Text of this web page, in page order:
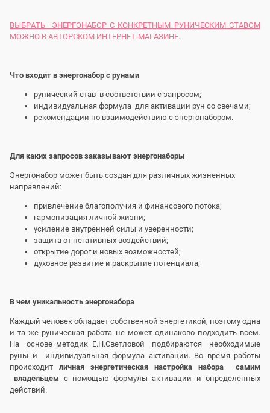
ВЫБРАТЬ ЭНЕРГОНАБОР С КОНКРЕТНЫМ РУНИЧЕСКИМ СТАВОМ
МОЖНО В АВТОРСКОМ ИНТЕРНЕТ-МАГАЗИНЕ.
Что входит в энергонабор с рунами
рунический став в соответствии с запросом;
индивидуальная формула для активации рун со свечами;
рекомендации по взаимодействию с энергонабором.
Для каких запросов заказывают энергонаборы
Энергонабор может быть создан для различных жизненных
направлений:
привлечение благополучия и финансового потока;
гармонизация личной жизни;
усиление внутренней силы и уверенности;
защита от негативных воздействий;
открытие дорог и новых возможностей;
духовное развитие и раскрытие потенциала;
В чем уникальность энергонабора
Каждый человек обладает собственной энергетикой, поэтому одна
и та же руническая работа не может одинаково подходить всем.
На основе методик Е.Н.Светловой подбираются необходимые
руны и индивидуальная формула активации. Во время работы
происходит личная энергетическая настройка набора самим
владельцем с помощью формулы активации и определенных
действий.